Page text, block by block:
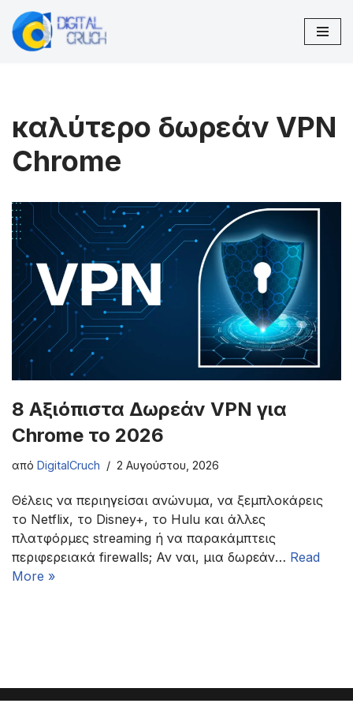
Μεταπηδήστε
καλύτερο δωρεάν VPN
Chrome
8 Αξιόπιστα Δωρεάν VPN για
Chrome το 2026
από DigitalCruch 2 Αυγούστου, 2026
Θέλεις να περιηγείσαι ανώνυμα, να ξεμπλοκάρεις
το Netflix, το Disney+, το Hulu και άλλες
πλατφόρμες streaming ή να παρακάμπτεις
περιφερειακά firewalls; Αν ναι, μια δωρεάν… Read
More »